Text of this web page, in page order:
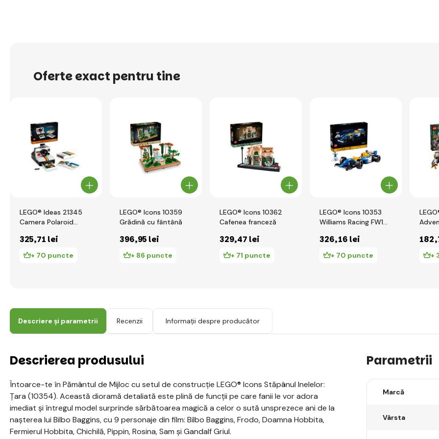
Oferte exact pentru tine
LEGO® Ideas 21345
Camera Polaroid
325,71 lei
+ 70 puncte
LEGO® Icons 10359
Grădină cu fântână
396,95 lei
+ 86 puncte
LEGO® Icons 10362
Cafenea franceză
329,47 lei
+ 71 puncte
LEGO® Icons 10353
Williams Racing FW14B
326,16 lei
+ 70 puncte
182
+
Descriere și parametrii Recenzii Informații despre producător
Descrierea produsului
Întoarce-te în Pământul de Mijloc cu setul de construcție LEGO® Icons Stăpânul Inelelor:
Ţara (10354). Această dioramă detaliată este plină de funcții pe care fanii le vor adora
imediat și întregul model surprinde sărbătoarea magică a celor o sută unsprezece ani de la
nașterea lui Bilbo Baggins, cu 9 personaje din film: Bilbo Baggins, Frodo, Doamna Hobbita,
Fermierul Hobbita, Chichilă, Pippin, Rosina, Sam și Gandalf Griul.
Parametrii
Marcă
Vârsta